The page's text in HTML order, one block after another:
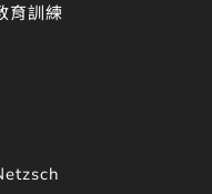
育訓練